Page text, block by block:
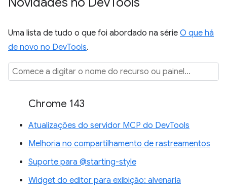
Uma lista de tudo o que foi abordado na série O que há
de novo no DevTools.
Chrome 143
Atualizações do servidor MCP do DevTools
Melhoria no compartilhamento de rastreamentos
Suporte para @starting-style
Widget do editor para exibição: alvenaria